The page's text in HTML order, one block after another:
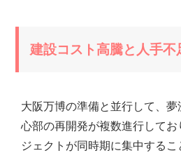
建設コスト高騰と人手不
大阪万博の準備と並行して、
心部の再開発が複数進行して
ジェクトが同時期に集中するこ